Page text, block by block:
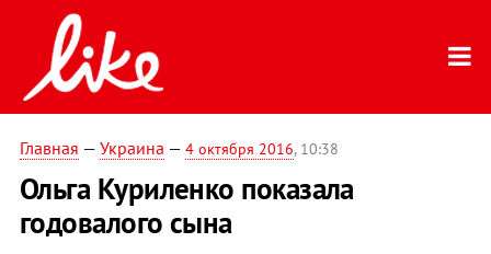
Главная — Украина — 4 октября 2016, 10:38
Ольга Куриленко показала
годовалого сына